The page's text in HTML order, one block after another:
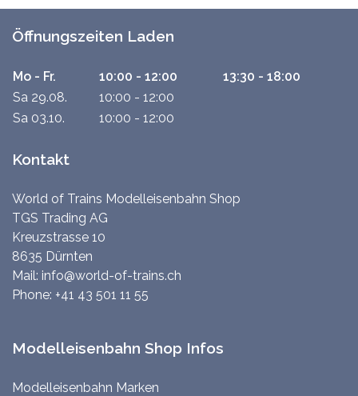
Öffnungszeiten Laden
Mo - Fr. 10:00 - 12:00
13:30 - 18:00
Sa 29.08.
10:00 - 12:00
Sa 03.10.
10:00 - 12:00
Kontakt
World of Trains Modelleisenbahn Shop
TGS Trading AG
Kreuzstrasse 10
8635 Dürnten
Mail: info@world-of-trains.ch
Phone: +41 43 501 11 55
Modelleisenbahn Shop Infos
Modelleisenbahn Marken